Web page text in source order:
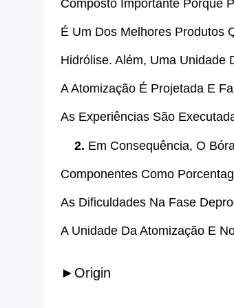
Composto Importante Porque
É Um Dos Melhores Produtos
Hidrólise. Além, Uma Unidade
A Atomização É Projetada E
As Experiências São
2. Em Consequência, O
Componentes Como
As Dificuldades Na Fase
A Unidade Da Atomização E
►Origin